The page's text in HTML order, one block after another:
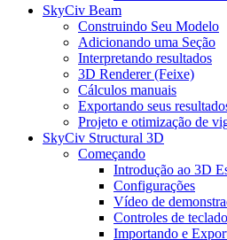
SkyCiv Beam
Construindo Seu Modelo
Adicionando uma Seção
Interpretando resultados
3D Renderer (Feixe)
Cálculos manuais
Exportando seus
Projeto e otimização de
SkyCiv Structural 3D
Começando
Introdução ao 3D
Configurações
Vídeo de
Controles de
Importando e